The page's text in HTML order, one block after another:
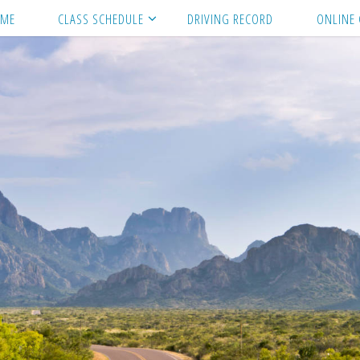
CLASS SCHEDULE DRIVING RECORD ONLINE